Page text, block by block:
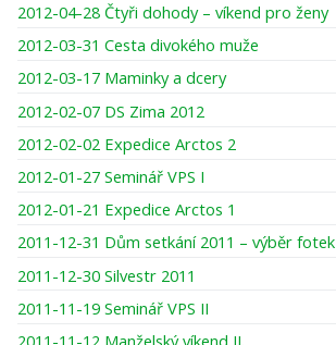
2012-04-28 Čtyři dohody – víkend pro ženy
2012-03-31 Cesta divokého muže
2012-03-17 Maminky a dcery
2012-02-07 DS Zima 2012
2012-02-02 Expedice Arctos 2
2012-01-27 Seminář VPS I
2012-01-21 Expedice Arctos 1
2011-12-31 Dům setkání 2011 – výběr fotek
2011-12-30 Silvestr 2011
2011-11-19 Seminář VPS II
2011-11-12 Manželský víkend II.